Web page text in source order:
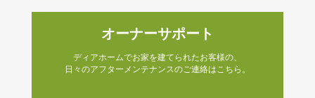
オーナーサポート
ディアホームでお家を建てられたお客様の、
日々のアフターメンテナンスのご連絡はこちら。